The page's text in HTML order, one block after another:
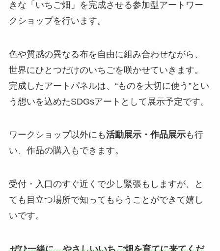
きな「いちご畑」を完成させる参加型アートワー
クショップを行います。
色や質感の異なる布を自由に組み合わせながら、
世界にひとつだけのいちごを咲かせていきます。
完成したアートパネルは、“ものを大切に使う”とい
う想いを込めたSDGsアートとして展示予定です。
ワークショップ以外にも活動展示・作品展示も行
い、作品の購入もできます。
受付・入口のすぐ近くで少し緊張もしますが、と
ても目立つ場所で知ってもらうことができて嬉し
いです。